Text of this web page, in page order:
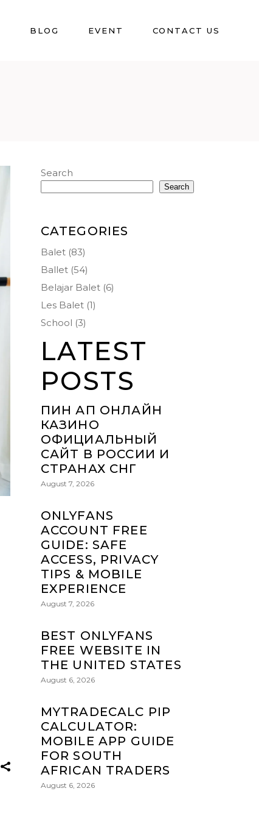
BLOG EVENT CONTACT US
Search
Search
CATEGORIES
Balet(83)
Ballet(54)
Belajar Balet(6)
Les Balet(1)
School (3)
LATEST
POSTS
ПИН АП ОНЛАЙН
КАЗИНО
ОФИЦИАЛЬНЫЙ
САЙТ В РОССИИ И
СТРАНАХ СНГ
August 7, 2026
ONLYFANS
ACCOUNT FREE
GUIDE: SAFE
ACCESS, PRIVACY
TIPS & MOBILE
EXPERIENCE
August 7, 2026
BEST ONLYFANS
FREE WEBSITE IN
THE UNITED STATES
August 6, 2026
MYTRADECALC PIP
CALCULATOR:
MOBILE APP GUIDE
FOR SOUTH
AFRICAN TRADERS
August 6, 2026